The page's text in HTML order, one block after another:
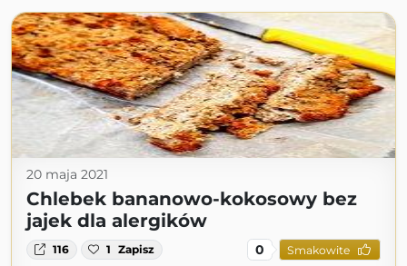
20 maja 2021
Chlebek bananowo-kokosowy bez
jajek dla alergików
116 1 Zapisz 0 Smakowite